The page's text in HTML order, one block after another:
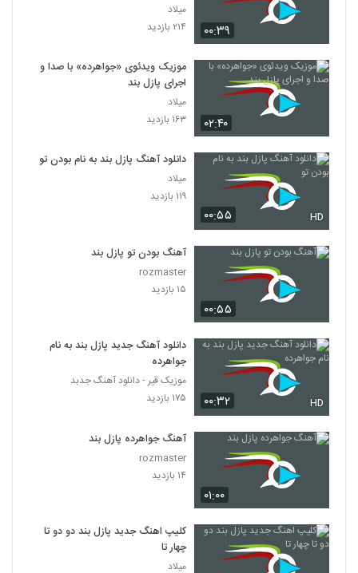
۰۰:۳۹
میلاد
۲۱۴ بازدید
۰۲:۴۰
موزیک ویدئوی «جواهرده» با صدا و
اجرای پازل بند
میلاد
۱۶۳ بازدید
۰۰:۵۵ HD
دانلود آهنگ پازل بند به نام بودن تو
میلاد
۱۱۹ بازدید
۰۰:۵۵
آهنگ بودن تو پازل بند
rozmaster
۱۵ بازدید
۰۰:۳۲ HD
دانلود آهنگ جدید پازل بند به نام
جواهرده
موزیک قیر - دانلود آهنگ جدبد
۱۷۵ بازدید
۰۱:۰۰
آهنگ جواهرده پازل بند
rozmaster
۱۴ بازدید
کلیپ اهنگ جدید پازل بند دو دو تا
چهار تا
میلاد